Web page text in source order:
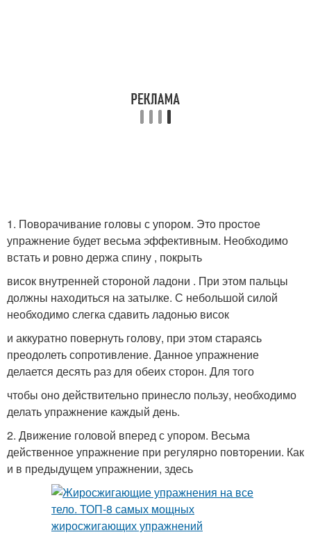
1. Поворачивание головы с упором. Это простое
упражнение будет весьма эффективным. Необходимо
встать и ровно держа спину , покрыть
висок внутренней стороной ладони . При этом пальцы
должны находиться на затылке. С небольшой силой
необходимо слегка сдавить ладонью висок
и аккуратно повернуть голову, при этом стараясь
преодолеть сопротивление. Данное упражнение
делается десять раз для обеих сторон. Для того
чтобы оно действительно принесло пользу, необходимо
делать упражнение каждый день.
2. Движение головой вперед с упором. Весьма
действенное упражнение при регулярно повторении. Как
и в предыдущем упражнении, здесь